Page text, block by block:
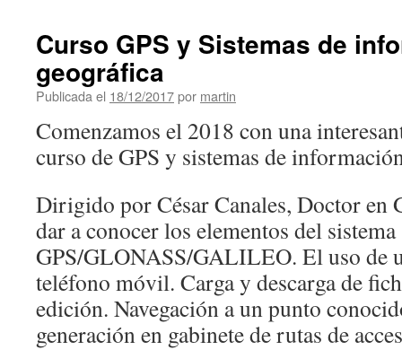
Curso GPS y Sistemas de
geográfica
Publicada el 18/12/2017por martin
Comenzamos el 2018 con una
curso de GPS y sistemas de
Dirigido por César Canales, Doctor en
dar a conocer los elementos del sistema
GPS/GLONASS/GALILEO. El uso de
teléfono móvil. Carga y descarga de
edición. Navegación a un punto
generación en gabinete de rutas de